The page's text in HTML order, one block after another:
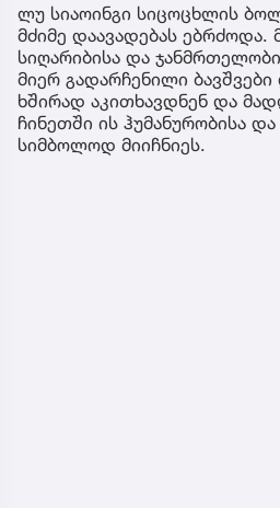
ლუ სიაოინგი სიცოცხლის
მძიმე დაავადებას ებრძოდა.
სიღარიბისა და
მიერ გადარჩენილი ბავშვები
ხშირად აკითხავდნენ და
ჩინეთში ის ჰუმანურობისა
სიმბოლოდ მიიჩნიეს.